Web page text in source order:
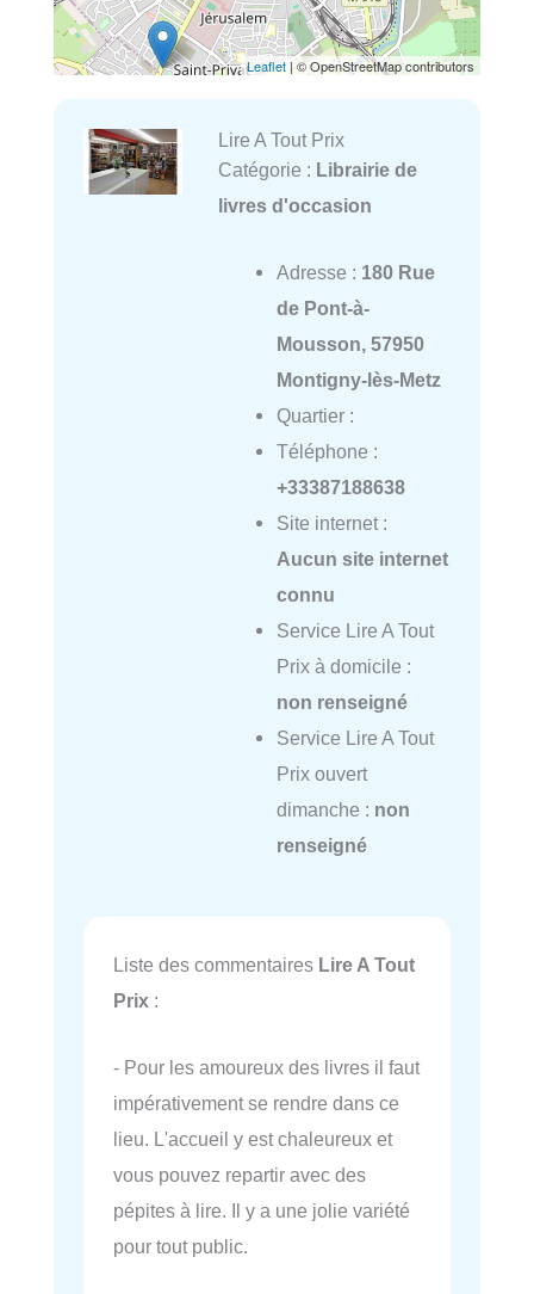
Leaflet| © OpenStreetMap contributors
Lire A Tout Prix
Catégorie : Librairie de
livres d'occasion
Adresse : 180 Rue
de Pont-à-
Mousson, 57950
Montigny-lès-Metz
Quartier :
Téléphone :
+33387188638
Site internet :
Aucun site internet
connu
Service Lire A Tout
Prix à domicile :
non renseigné
Service Lire A Tout
Prix ouvert
dimanche : non
renseigné
Liste des commentaires Lire A Tout
Prix :
- Pour les amoureux des livres il faut
impérativement se rendre dans ce
lieu. L'accueil y est chaleureux et
vous pouvez repartir avec des
pépites à lire. Il y a une jolie variété
pour tout public.